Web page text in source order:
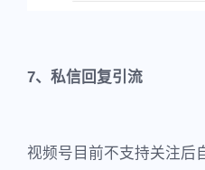
7、私信回复引流
视频号目前不支持关注后